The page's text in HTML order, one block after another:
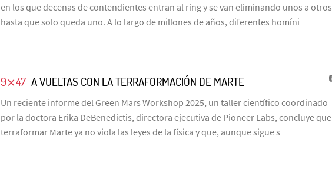
en los que decenas de contendientes entran al ring y se van eliminando unos a otros
hasta que solo queda uno. A lo largo de millones de años, diferentes homíni
9⨯47 A VUELTAS CON LA TERRAFORMACIÓN DE MARTE
Un reciente informe del Green Mars Workshop 2025, un taller científico coordinado
por la doctora Erika DeBenedictis, directora ejecutiva de Pioneer Labs, concluye que
terraformar Marte ya no viola las leyes de la física y que, aunque sigue s